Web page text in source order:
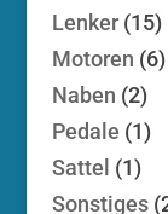
Lenker 1515
Motoren 66
Naben 22
Pedale 11
Sattel 11
Sonstiges